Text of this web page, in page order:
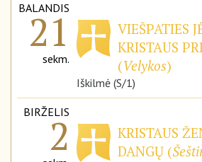
BALANDIS
21
sekm.
VIEŠPATIES
KRISTAUS
(Velykos)
Iškilmė (S/1)
BIRŽELIS
2
KRISTAUS
DANGŲ (